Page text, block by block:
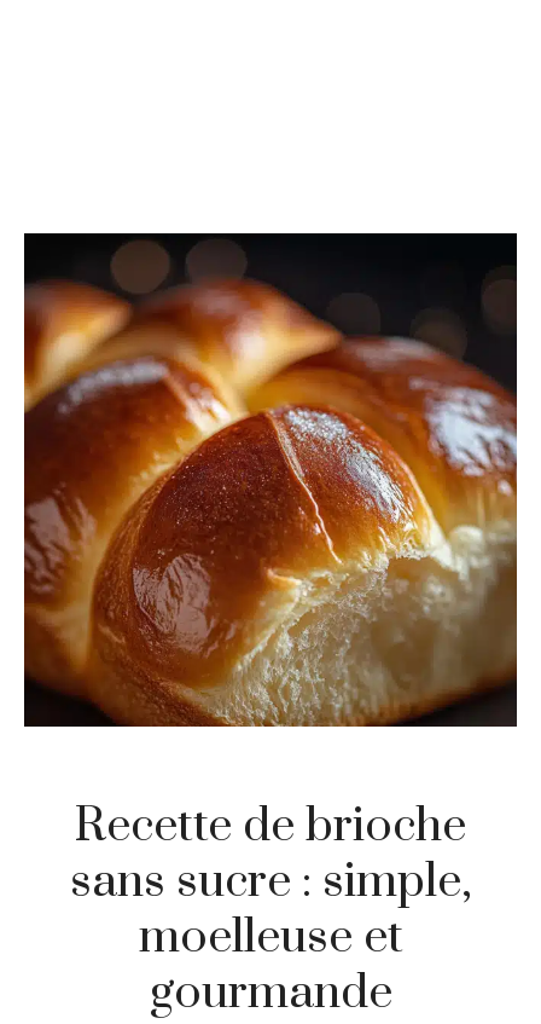
Recette de brioche
sans sucre : simple,
moelleuse et
gourmande